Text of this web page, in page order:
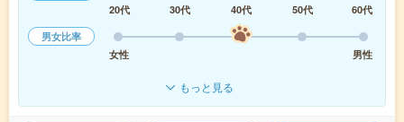
20代
30代 40代 50代
60代
男女比率
女性
男性
もっと見る